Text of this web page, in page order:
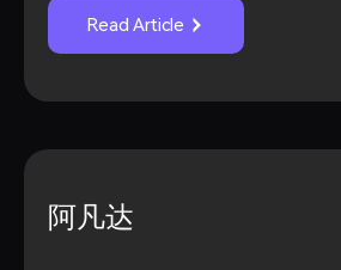
Read Article
阿凡达